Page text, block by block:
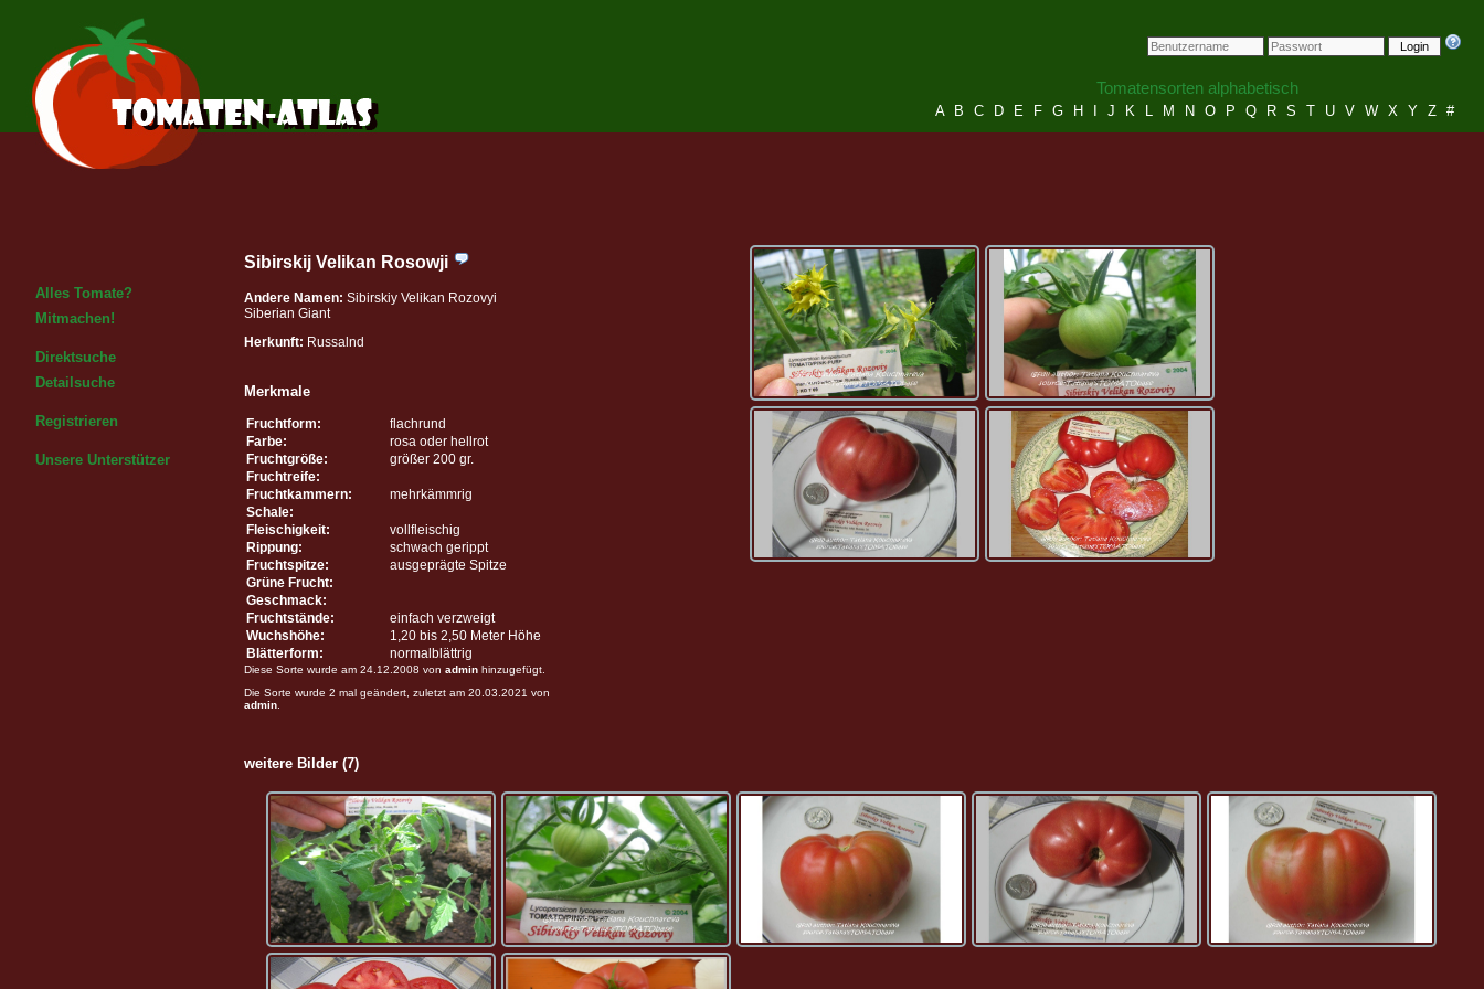
Login
Tomatensorten alphabetisch
A B C D E F G H J K L M N O P Q R S T U V W X Y Z #
Alles Tomate?
Mitmachen!
Direktsuche
Detailsuche
Registrieren
Unsere Unterstützer
Sibirskij Velikan Rosowji
Andere Namen: Sibirskiy Velikan Rozovyi
Siberian Giant
Herkunft: Russalnd
Merkmale
Fruchtform:
flachrund
Farbe:
rosa oder hellrot
Fruchtgröße:
größer 200 gr.
Fruchtreife:
Fruchtkammern:
mehrkämmrig
Schale:
Fleischigkeit:
vollfleischig
Rippung:
schwach gerippt
Fruchtspitze:
ausgeprägte Spitze
Grüne Frucht:
Geschmack:
Fruchtstände:
einfach verzweigt
Wuchshöhe:
1,20 bis 2,50 Meter Höhe
Blätterform:
normalblättrig
Diese Sorte wurde am 24.12.2008 von admin hinzugefügt.
Die Sorte wurde 2 mal geändert, zuletzt am 20.03.2021 von
admin
weitere Bilder (7)